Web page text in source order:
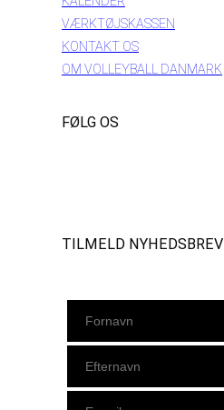
VÆRKTØJSKASSEN
KONTAKT OS
OM VOLLEYBALL DANMARK
FØLG OS
TILMELD NYHEDSBREV